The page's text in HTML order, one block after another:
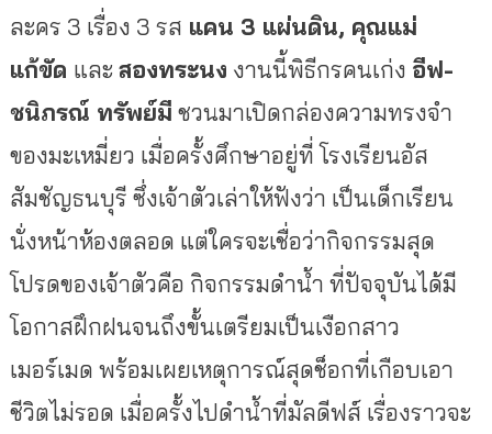
ละคร 3 เรื่อง 3 รส แคน 3 แผ่นดิน, คุณแม่
แก้ขัด และสองทระนง งานนี้พิธีกรคนเก่ง อีฟ-
ชนิภรณ์ ทรัพย์มี ชวนมาเปิดกล่องความทรงจำ
ของมะเหมี่ยว เมื่อครั้งศึกษาอยู่ที่ โรงเรียนอัส
สัมชัญธนบุรี ซึ่งเจ้าตัวเล่าให้ฟังว่า เป็นเด็กเรียน
นั่งหน้าห้องตลอด แต่ใครจะเชื่อว่ากิจกรรมสุด
โปรดของเจ้าตัวคือ กิจกรรมดำน้ำ ที่ปัจจุบันได้มี
โอกาสฝึกฝนจนถึงขั้นเตรียมเป็นเงือกสาว
เมอร์เมด พร้อมเผยเหตุการณ์สุดช็อกที่เกือบเอา
ชีวิตไม่รอด เมื่อครั้งไปดำน้ำที่มัลดีฟส์ เรื่องราวจะ